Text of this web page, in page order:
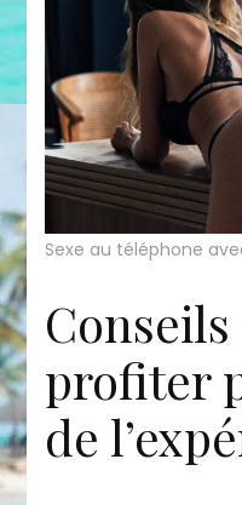
Sexe au téléphone
profiter
de